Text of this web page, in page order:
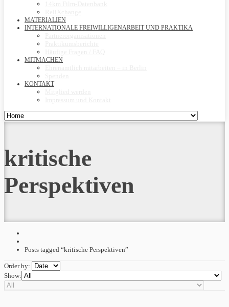
MATERIALIEN
INTERNATIONALE FREIWILLIGENARBEIT UND PRAKTIKA
MITMACHEN
KONTAKT
kritische
Perspektiven
Posts tagged “kritische Perspektiven”
Order by:
Show: